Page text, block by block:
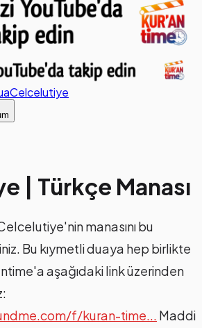
Celcelutiye
| Türkçe Manası
manasını bu
Bu kıymetli duaya hep birlikte
aşağıdaki link üzerinden
f/kuran-time...
Maddi